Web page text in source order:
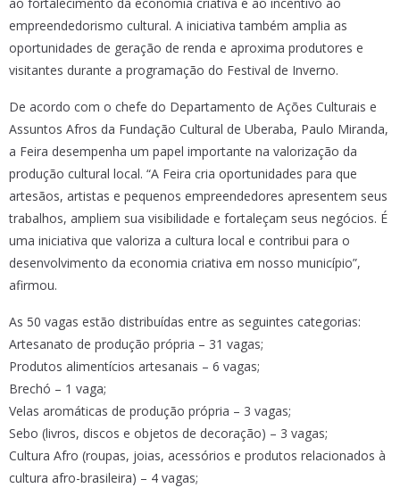
empreendedorismo cultural. A iniciativa também amplia as
oportunidades de geração de renda e aproxima produtores e
visitantes durante a programação do Festival de Inverno.
De acordo com o chefe do Departamento de Ações Culturais e
Assuntos Afros da Fundação Cultural de Uberaba, Paulo Miranda,
a Feira desempenha um papel importante na valorização da
produção cultural local. “A Feira cria oportunidades para que
artesãos, artistas e pequenos empreendedores apresentem seus
trabalhos, ampliem sua visibilidade e fortaleçam seus negócios. É
uma iniciativa que valoriza a cultura local e contribui para o
desenvolvimento da economia criativa em nosso município”,
afirmou.
As 50 vagas estão distribuídas entre as seguintes categorias:
Artesanato de produção própria – 31 vagas;
Produtos alimentícios artesanais – 6 vagas;
Brechó – 1 vaga;
Velas aromáticas de produção própria – 3 vagas;
Sebo (livros, discos e objetos de decoração) – 3 vagas;
Cultura Afro (roupas, joias, acessórios e produtos relacionados à
cultura afro-brasileira) – 4 vagas;